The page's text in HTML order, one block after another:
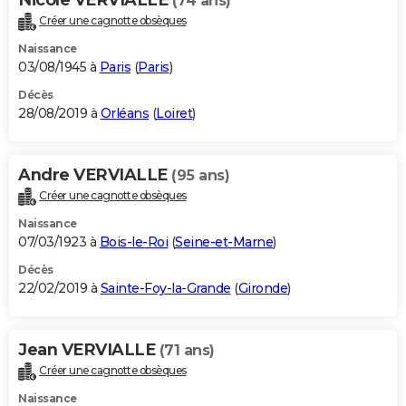
Créer une cagnotte obsèques
Naissance
03/08/1945 à Paris (Paris)
Décès
28/08/2019 à Orléans (Loiret)
Andre VERVIALLE (95 ans)
Créer une cagnotte obsèques
Naissance
07/03/1923 à Bois-le-Roi (Seine-et-Marne)
Décès
22/02/2019 à Sainte-Foy-la-Grande (Gironde)
Jean VERVIALLE (71 ans)
Créer une cagnotte obsèques
Naissance